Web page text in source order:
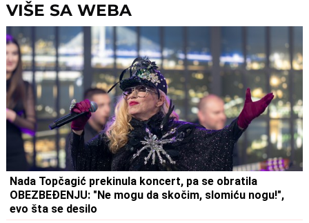
VIŠE SA WEBA
Nada Topčagić prekinula koncert, pa se obratila
OBEZBEĐENJU: "Ne mogu da skočim, slomiću nogu!",
evo šta se desilo